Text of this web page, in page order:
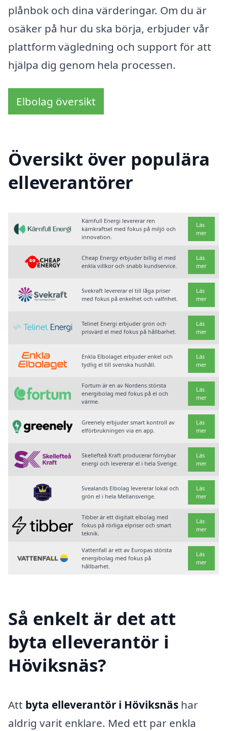
plånbok och dina värderingar. Om du är
osäker på hur du ska börja, erbjuder vår
plattform vägledning och support för att
hjälpa dig genom hela processen.
Elbolag översikt
Översikt över populära
elleverantörer
Kärnfull Energi levererar ren
kärnkraftsel med fokus på miljö och
innovation.
Läs
mer
Cheap Energy erbjuder billig el med
enkla villkor och snabb kundservice.
Läs
mer
Svekraft levererar el till låga priser
med fokus på enkelhet och valfrihet.
Läs
mer
Telinet Energi erbjuder grön och
prisvärd el med fokus på hållbarhet.
Läs
mer
Enkla Elbolaget erbjuder enkel och
tydlig el till svenska hushåll.
Läs
mer
Fortum är en av Nordens största
energibolag med fokus på el och
värme.
Läs
mer
Greenely erbjuder smart kontroll av
elförbrukningen via en app.
Läs
mer
Skellefteå Kraft producerar förnybar
energi och levererar el i hela Sverige.
Läs
mer
Svealands Elbolag levererar lokal och
grön el i hela Mellansverige.
Läs
mer
Tibber är ett digitalt elbolag med
fokus på rörliga elpriser och smart
teknik.
Läs
mer
Vattenfall är ett av Europas största
energibolag med fokus på
hållbarhet.
Läs
mer
Så enkelt är det att
byta elleverantör i
Höviksnäs?
Att byta elleverantör i Höviksnäs har
aldrig varit enklare. Med ett par enkla